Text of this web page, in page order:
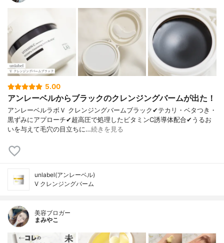
5.00
アンレーベルからブラックのクレンジングバームが出た！
アンレーベルラボＶ クレンジングバームブラック✔︎テカリ・ベタつき・
黒ずみにアプローチ✔︎超高圧で処理したビタミンC誘導体配合✔︎うるお
いを与えて毛穴の目立ちに…続きを見る
unlabel(アンレーベル)
V クレンジングバーム
美容ブロガー
まみやこ